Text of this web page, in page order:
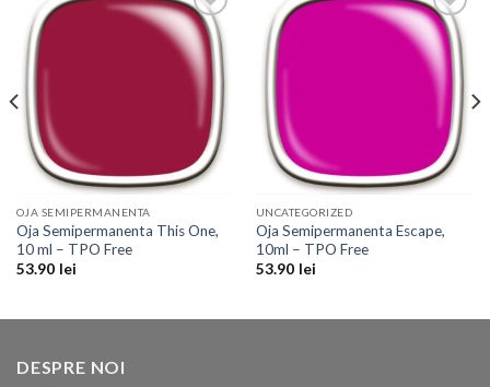
Add to
Wishlist
OJA SEMIPERMANENTA
Oja Semipermanenta This One,
10 ml – TPO Free
53.90 lei
Add to
Wishlist
UNCATEGORIZED
Oja Semipermanenta Escape,
10ml – TPO Free
53.90 lei
DESPRE NOI